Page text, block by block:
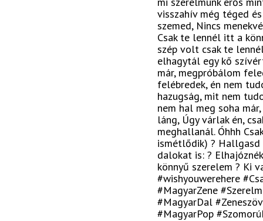
visszahív még téged
szemed, Nincs
Csak te lennél itt a
szép volt csak te
elhagytál egy kő
már, megpróbálom
felébredek, én nem
hazugság, mit nem
nem hal meg soha
láng, Úgy várlak én,
meghallanál. Óhhh
ismétlődik) ? Hallgasd
dalokat is: ?
könnyű szerelem ? Ki
#wishyouwerehere
#MagyarZene
#MagyarDal
#MagyarPop